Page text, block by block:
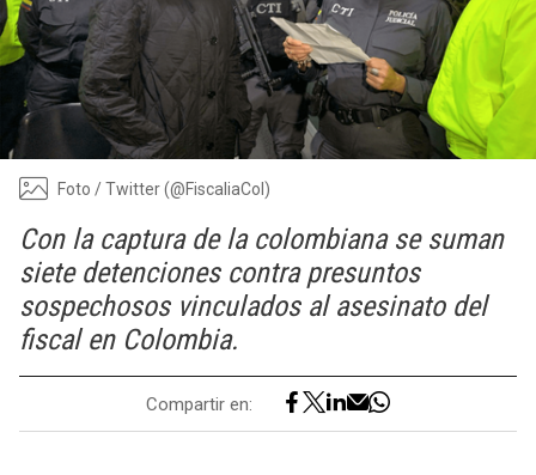
Foto / Twitter (@FiscaliaCol)
Con la captura de la colombiana se suman
siete detenciones contra presuntos
sospechosos vinculados al asesinato del
fiscal en Colombia.
Compartir en: